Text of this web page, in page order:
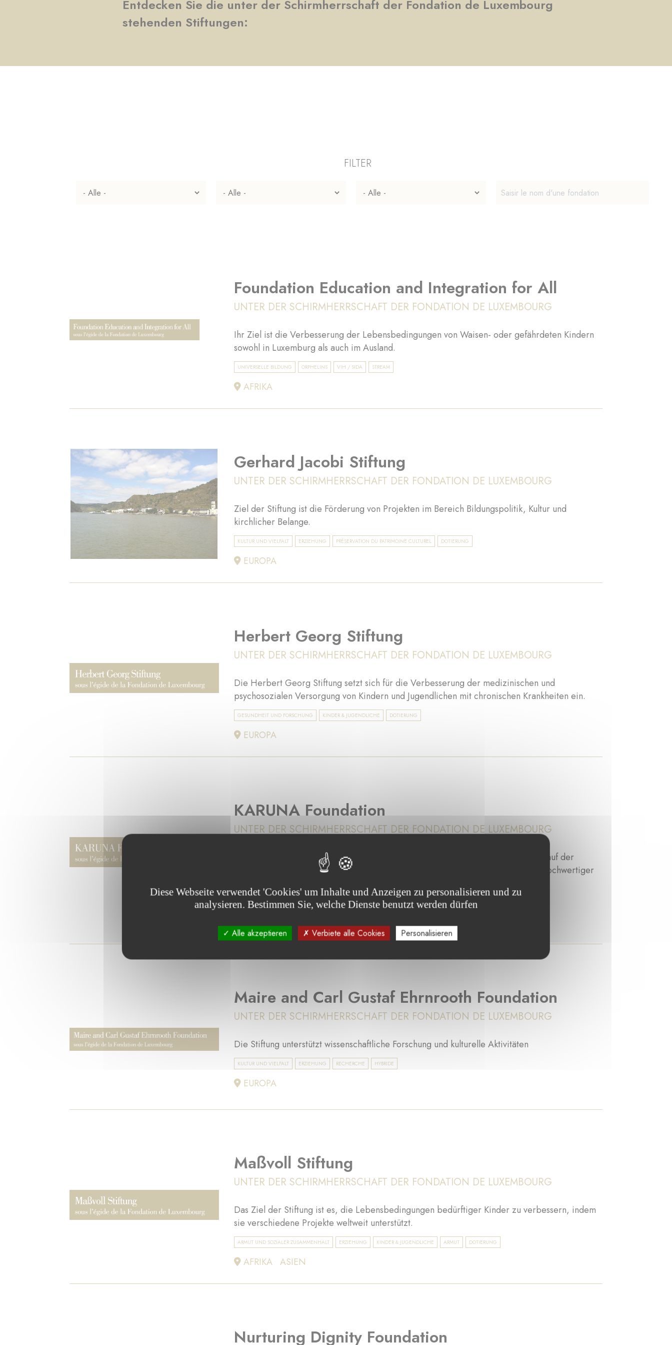
Entdecken Sie die unter der Schirmherrschaft der Fondation de Luxembourg
stehenden Stiftungen:
FILTER
Foundation Education and Integration for All
UNTER DER SCHIRMHERRSCHAFT DER FONDATION DE LUXEMBOURG
Ihr Ziel ist die Verbesserung der Lebensbedingungen von Waisen- oder gefährdeten Kindern
sowohl in Luxemburg als auch im Ausland.
UNIVERSELLE BILDUNG ORPHELINS VIH / SIDA STREAM
AFRIKA
Gerhard Jacobi Stiftung
UNTER DER SCHIRMHERRSCHAFT DER FONDATION DE LUXEMBOURG
Ziel der Stiftung ist die Förderung von Projekten im Bereich Bildungspolitik, Kultur und
kirchlicher Belange.
KULTUR UND VIELFALT ERZIEHUNG PRÉSERVATION DU PATRIMOINE CULTUREL DOTIERUNG
EUROPA
Herbert Georg Stiftung
UNTER DER SCHIRMHERRSCHAFT DER FONDATION DE LUXEMBOURG
Die Herbert Georg Stiftung setzt sich für die Verbesserung der medizinischen und
psychosozialen Versorgung von Kindern und Jugendlichen mit chronischen Krankheiten ein.
GESUNDHEIT UND FORSCHUNG KINDER & JUGENDLICHE DOTIERUNG
EUROPA
KARUNA Foundation
UNTER DER SCHIRMHERRSCHAFT DER FONDATION DE LUXEMBOURG
Mit dem Ziel, das Wohlergehen, die Sicherheit und die Entwicklung von Kindern auf der
ganzen Welt zu verbessern, möchte die KARUNA Stiftung ihnen den Zugang zu hochwertiger
ARMUT UND SOZIALER ZUSAMMENHALT KINDER & JUGENDLICHE
Maire and Carl Gustaf Ehrnrooth Foundation
UNTER DER SCHIRMHERRSCHAFT DER FONDATION DE LUXEMBOURG
Die Stiftung unterstützt wissenschaftliche Forschung und kulturelle Aktivitäten
KULTUR UND VIELFALT ERZIEHUNG RECHERCHE HYBRIDE
EUROPA
Maßvoll Stiftung
UNTER DER SCHIRMHERRSCHAFT DER FONDATION DE LUXEMBOURG
Das Ziel der Stiftung ist es, die Lebensbedingungen bedürftiger Kinder zu verbessern, indem
sie verschiedene Projekte weltweit unterstützt.
ARMUT UND SOZIALER ZUSAMMENHALT ERZIEHUNG KINDER & JUGENDLICHE ARMUT DOTIERUNG
AFRIKA ASIEN
Nurturing Dignity Foundation
Diese Webseite verwendet 'Cookies' um Inhalte und Anzeigen zu personalisieren und zu
analysieren. Bestimmen Sie, welche Dienste benutzt werden dürfen
Alle akzeptieren Verbiete alle Cookies Personalisieren